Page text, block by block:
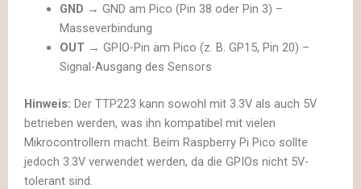
GND → GND am Pico (Pin 38 oder Pin 3) –
Masseverbindung
OUT→ GPIO-Pin am Pico (z. B. GP15, Pin 20) –
Signal-Ausgang des Sensors
Hinweis: Der TTP223 kann sowohl mit 3.3V als auch 5V
betrieben werden, was ihn kompatibel mit vielen
Mikrocontrollern macht. Beim Raspberry Pi Pico sollte
jedoch 3.3V verwendet werden, da die GPIOs nicht 5V-
tolerant sind.